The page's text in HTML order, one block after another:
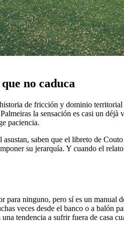
no caduca
de fricción y dominio
la sensación es casi un
paciencia.
saben que el libreto de
su jerarquía. Y cuando el
para ninguno, pero sí es un
veces desde el banco o a
tendencia a sufrir fuera de casa